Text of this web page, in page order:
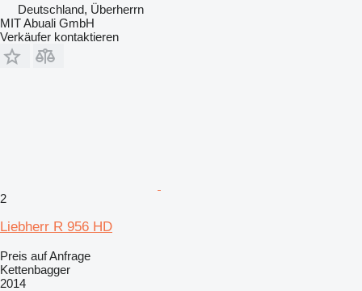
Deutschland, Überherrn
MIT Abuali GmbH
Verkäufer kontaktieren
2
Liebherr R 956 HD
Preis auf Anfrage
Kettenbagger
2014